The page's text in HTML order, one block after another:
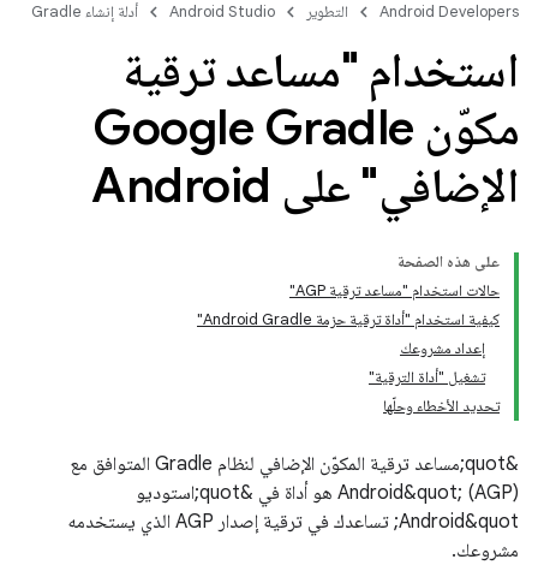
Android Developers التطوير Android Studio أدلة إنشاء Gradle
استخدام "مساعد ترقية
مكوّن Google Gradle
الإضافي" على Android
على هذه الصفحة
حالات استخدام "مساعد ترقية AGP"
كيفية استخدام "أداة ترقية حزمة Android Gradle"
إعداد مشروعك
تشغيل "أداة الترقية"
تحديد الأخطاء وحلّها
&quot;مساعد ترقية المكوّن الإضافي لنظام Gradle المتوافق مع
Android&quot; (AGP) هو أداة في &quot;استوديو
Android&quot; تساعدك في ترقية إصدار AGP الذي يستخدمه
مشروعك.